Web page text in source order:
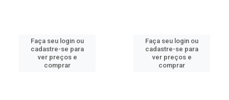
Faça seu login ou
cadastre-se para
ver preços e
comprar
Faça seu login ou
cadastre-se para
ver preços e
comprar